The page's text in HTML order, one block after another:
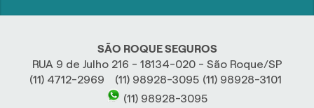
SÃO ROQUE SEGUROS
RUA 9 de Julho 216 - 18134-020 - São Roque/SP
(11) 4712-2969
(11) 98928-3095 (11) 98928-3101
(11) 98928-3095